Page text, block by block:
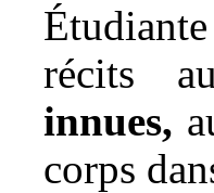
récits
innues,
corps